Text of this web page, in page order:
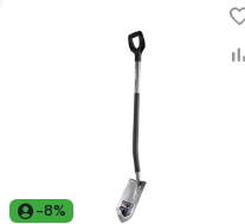
-8%